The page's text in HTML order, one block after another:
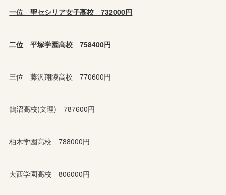
一位 聖セシリア女子高校 732000円
二位 平塚学園高校 758400円
三位 藤沢翔陵高校 770600円
鵠沼高校(文理) 787600円
柏木学園高校 788000円
大西学園高校 806000円